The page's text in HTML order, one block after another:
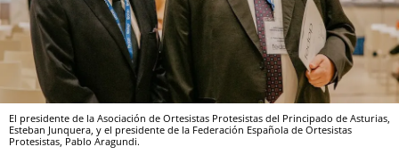
El presidente de la Asociación de Ortesistas Protesistas del Principado de Asturias,
Esteban Junquera, y el presidente de la Federación Española de Ortesistas
Protesistas, Pablo Aragundi.